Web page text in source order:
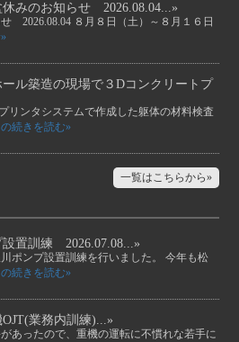
みのお知らせ 2026.08.04...»
2026.08.04 ８月８日（土）～８月１６日
ル築造の現場で３Dコンクリートプ
リンタシステムで作成した躯体の材料検査
続きを読む»
一覧はこちらから»
置訓練 2026.07.08...»
ポンプ設置訓練を行いました。 今年も松
続きを読む»
業務内訓練)...»
あったので、重機の運転に不慣れな若手に